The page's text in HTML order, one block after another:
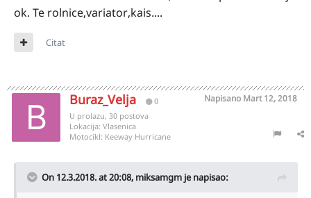
ok. Te rolnice,variator,kais....
Citat
Buraz_Velja 0 Napisano Mart 12, 2018
U prolazu, 30 postova
Lokacija: Vlasenica
Motocikl: Keeway Hurricane
On 12.3.2018. at 20:08, miksamgm je napisao: